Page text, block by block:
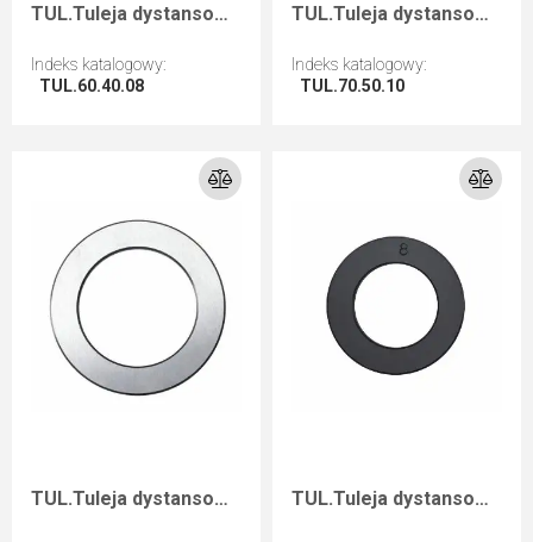
TUL.Tuleja dystansowa D=60 F=40 I=8
Indeks katalogowy:
TUL.60.40.08
TUL.Tuleja dystansowa D=70 F=50 I=10
Indeks katalogowy:
TUL.70.50.10
TUL.Tuleja dystansowa D=60 F=40 I=3 TUL.Tuleja dystansowa D=50 F=30 I=8